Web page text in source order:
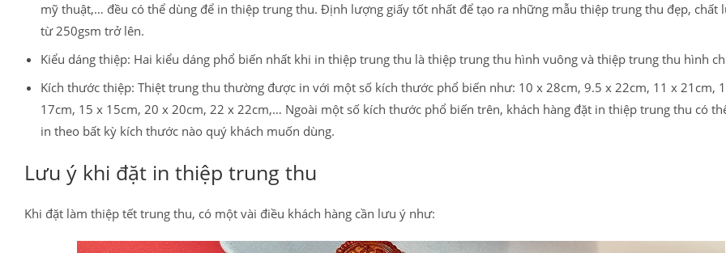
mỹ thuật,… đều có thể dùng để in thiệp trung thu. Định lượng giấy tốt nhất để tạo ra những mẫu thiệp trung thu đẹp, chất
từ 250gsm trở lên.
Kiểu dáng thiệp: Hai kiểu dáng phổ biến nhất khi in thiệp trung thu là thiệp trung thu hình vuông và thiệp trung thu hình
Kích thước thiệp: Thiệt trung thu thường được in với một số kích thước phổ biến như: 10 x 28cm, 9.5 x 22cm, 11 x 21cm,
17cm, 15 x 15cm, 20 x 20cm, 22 x 22cm,… Ngoài một số kích thước phổ biến trên, khách hàng đặt in thiệp trung thu có
in theo bất kỳ kích thước nào quý khách muốn dùng.
Lưu ý khi đặt in thiệp trung thu
Khi đặt làm thiệp tết trung thu, có một vài điều khách hàng cần lưu ý như: